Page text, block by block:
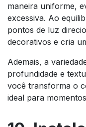
maneira uniforme,
excessiva. Ao
pontos de luz
decorativos e cria
Ademais, a
profundidade e
você transforma o
ideal para